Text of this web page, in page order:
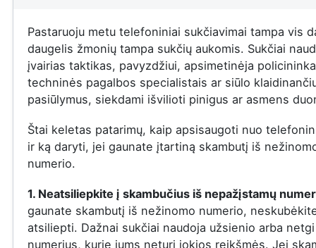
Pastaruoju metu telefoniniai sukčiavimai tampa vis
daugelis žmonių tampa sukčių aukomis. Sukčiai
įvairias taktikas, pavyzdžiui, apsimetinėja
techninės pagalbos specialistais ar siūlo
pasiūlymus, siekdami išvilioti pinigus ar asmens
Štai keletas patarimų, kaip apsisaugoti nuo
ir ką daryti, jei gaunate įtartiną skambutį iš
numerio.
1. Neatsiliepkite į skambučius iš nepažįstamų
gaunate skambutį iš nežinomo numerio,
atsiliepti. Dažnai sukčiai naudoja užsienio arba
numerius, kurie jums neturi jokios reikšmės. Jei